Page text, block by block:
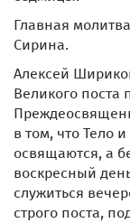
Главная
Сирина.
Алексей
Великого поста
в том, что Тело
освящаются, а
воскресный
служиться
строго поста,